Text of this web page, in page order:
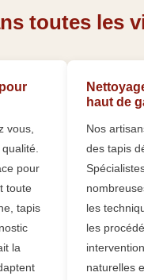
toutes les
vous,
pour
toute
tapis
la
haut de
Nos
des tapis
les
les
naturelles